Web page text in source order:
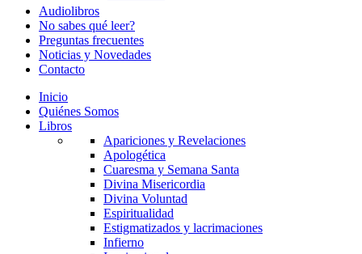
Audiolibros
No sabes qué leer?
Preguntas frecuentes
Noticias y Novedades
Contacto
Inicio
Quiénes Somos
Libros
Apariciones y Revelaciones
Apologética
Cuaresma y Semana Santa
Divina Misericordia
Divina Voluntad
Espiritualidad
Estigmatizados y lacrimaciones
Infierno